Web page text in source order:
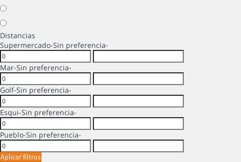
Distancias
Supermercado-Sin preferencia-
Mar-Sin preferencia-
Golf-Sin preferencia-
Esqui-Sin preferencia-
Pueblo-Sin preferencia-
Aplicar filtros